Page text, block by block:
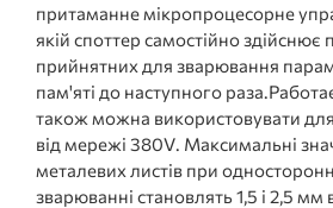
притаманне мікропроцесорне
якій споттер самостійно здійснює
прийнятних для зварювання
пам'яті до наступного
також можна використовувати для
від мережі 380V. Максимальні
металевих листів при
зварюванні становлять 1,5 і 2,5 мм